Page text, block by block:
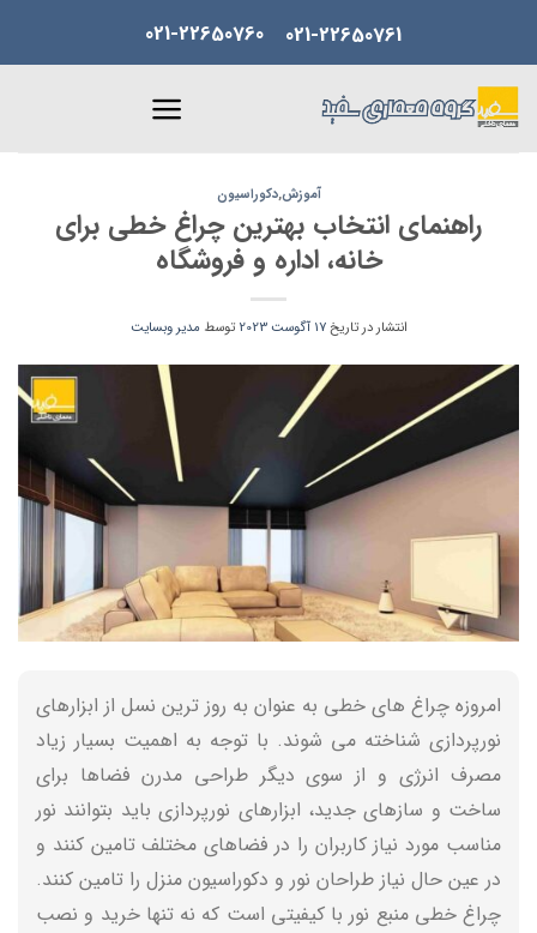
content
021-22650760 021-22650761
آموزش,دکوراسیون
راهنمای انتخاب بهترین چراغ خطی برای
خانه، اداره و فروشگاه
انتشار در تاریخ17 آگوست 2023 توسط مدیر وبسایت
امروزه چراغ های خطی به عنوان به روز ترین نسل از ابزارهای
نورپردازی شناخته می شوند. با توجه به اهمیت بسیار زیاد
مصرف انرژی و از سوی دیگر طراحی مدرن فضاها برای
ساخت و سازهای جدید، ابزارهای نورپردازی باید بتوانند نور
مناسب مورد نیاز کاربران را در فضاهای مختلف تامین کنند و
در عین حال نیاز طراحان نور و دکوراسیون منزل را تامین کنند.
چراغ خطی منبع نور با کیفیتی است که نه تنها خرید و نصب